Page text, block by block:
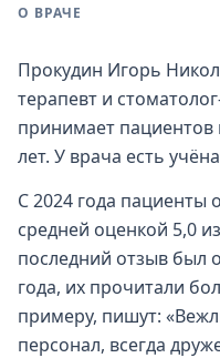
О ВРАЧЕ
Прокудин Игорь
терапевт и
принимает
лет. У врача есть
С 2024 года пациенты
средней оценкой 5,0
последний отзыв был
года, их прочитали
примеру, пишут:
персонал, всегда